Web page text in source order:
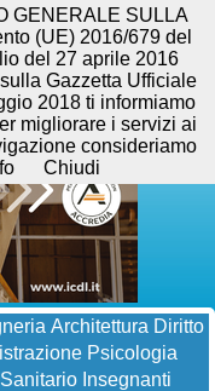
Architettura Diritto
Psicologia
Insegnanti
GENERALE SULLA
(UE) 2016/679 del
del 27 aprile 2016
Gazzetta Ufficiale
2018 ti informiamo
migliorare i servizi ai
consideriamo
Chiudi